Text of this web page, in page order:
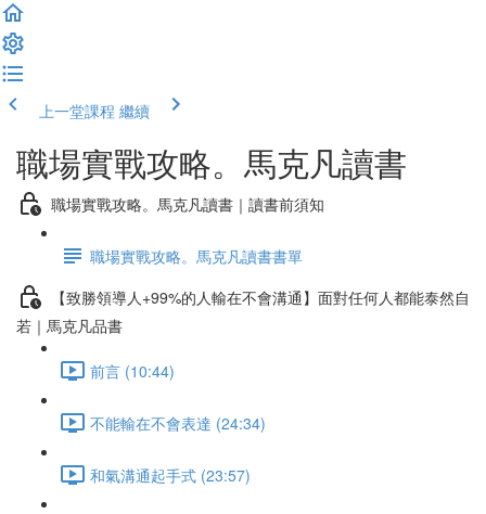
上一堂課程 繼續
職場實戰攻略。馬克凡讀書
職場實戰攻略。馬克凡讀書｜讀書前須知
職場實戰攻略。馬克凡讀書書單
【致勝領導人+99%的人輸在不會溝通】面對任何人都能泰然自
若｜馬克凡品書
前言 (10:44)
不能輸在不會表達 (24:34)
和氣溝通起手式 (23:57)